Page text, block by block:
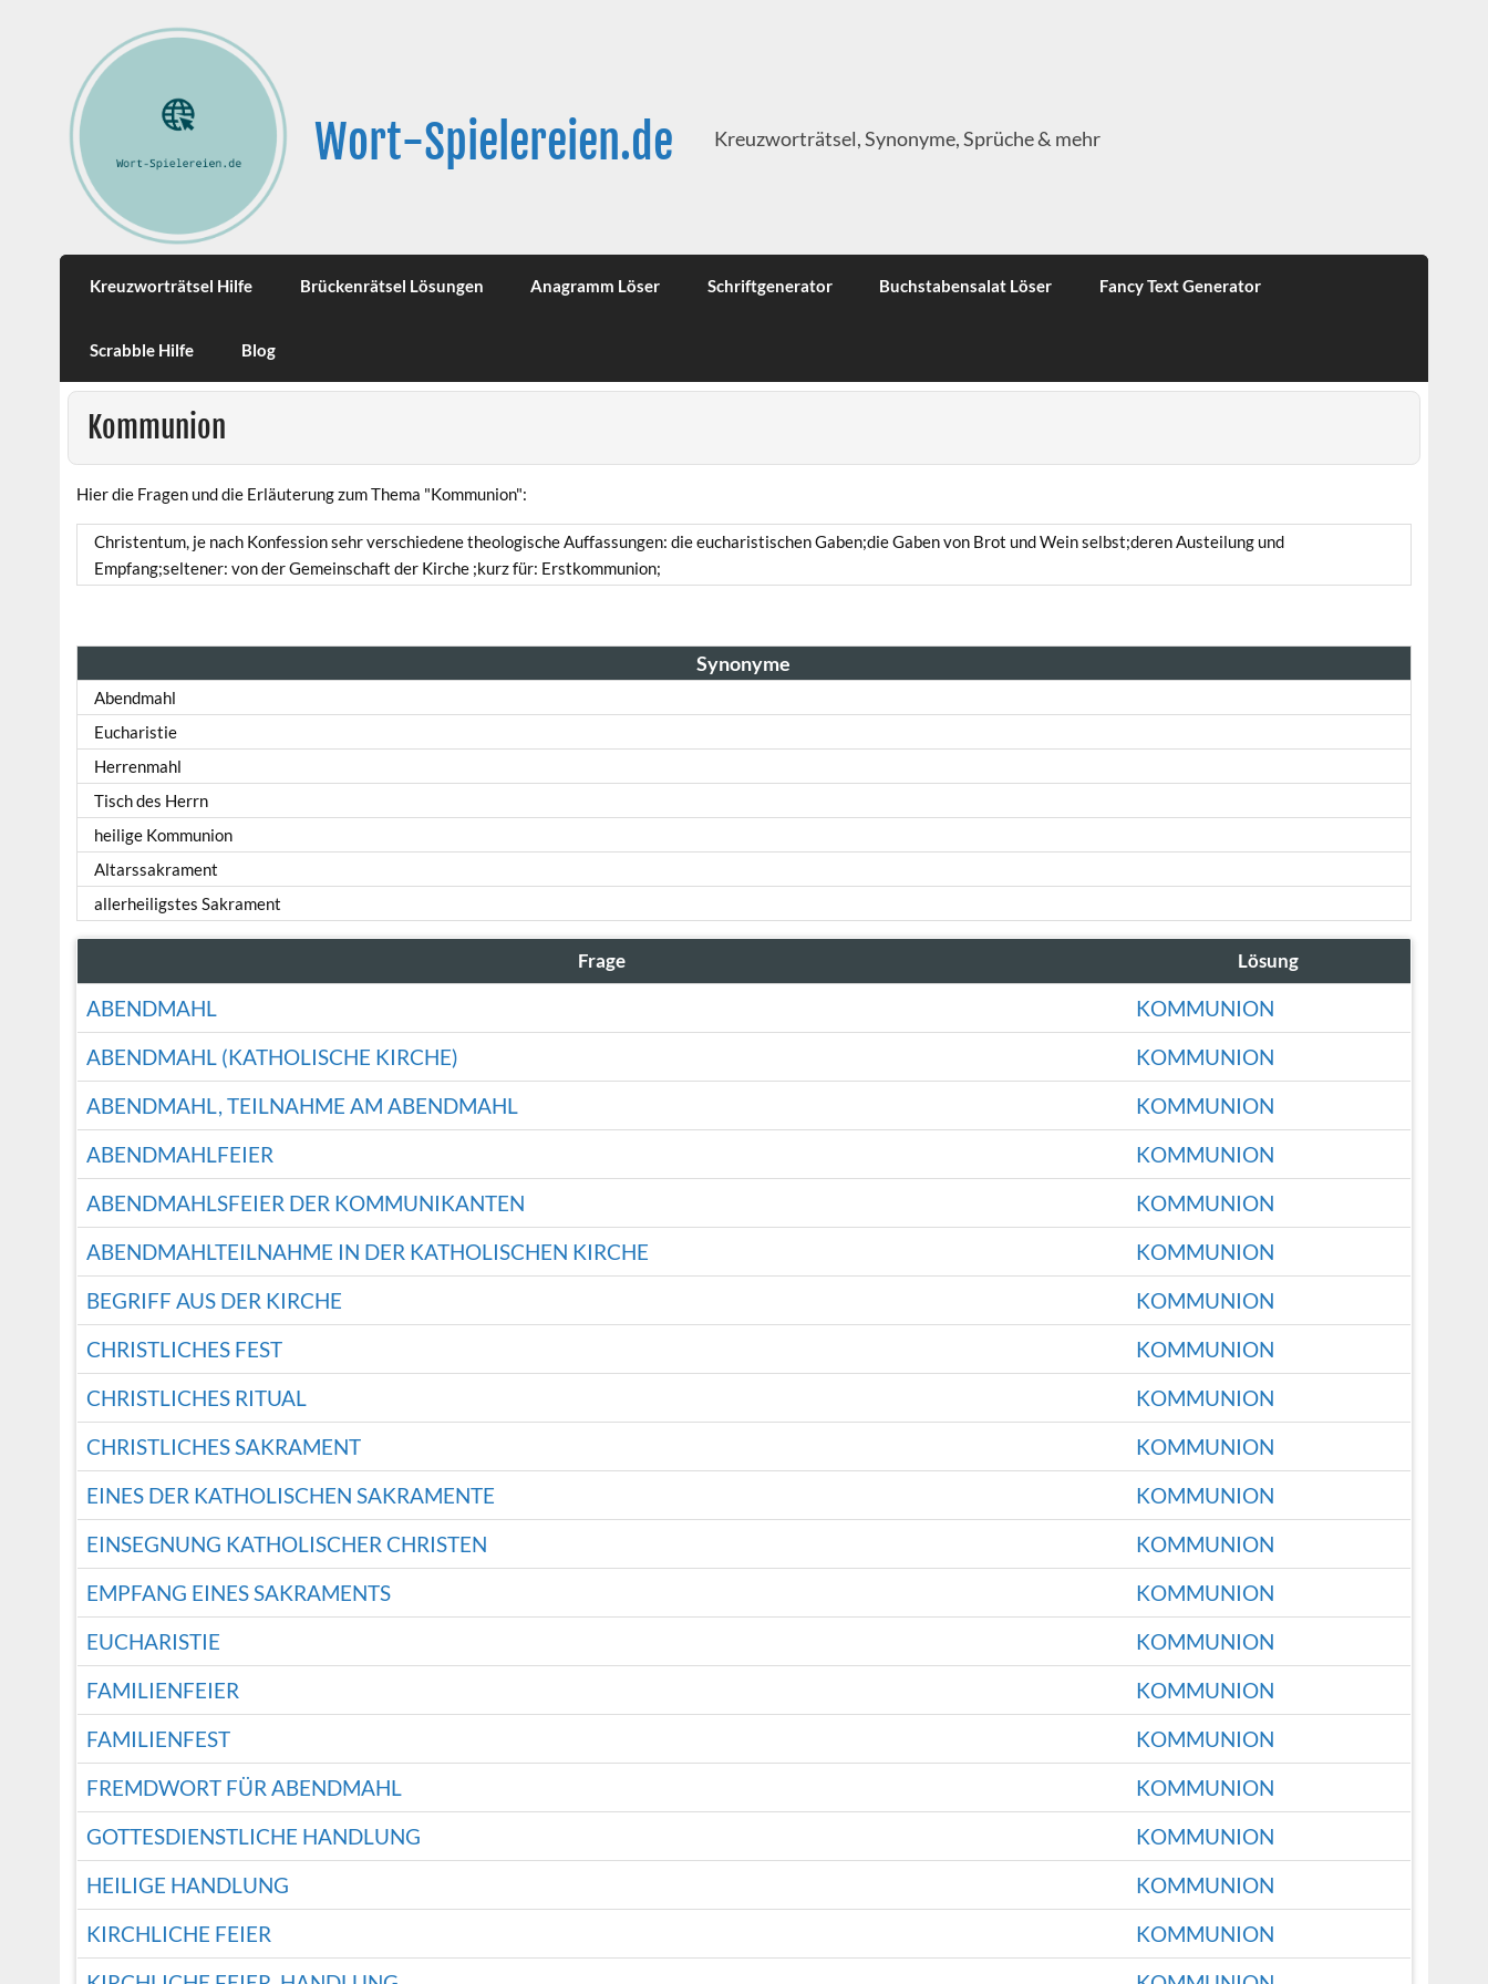
Wort-Spielereien.de Kreuzworträtsel, Synonyme, Sprüche & mehr
Kreuzworträtsel Hilfe Brückenrätsel Lösungen Anagramm Löser Schriftgenerator Buchstabensalat Löser Fancy Text Generator
Scrabble Hilfe Blog
Kommunion
Hier die Fragen und die Erläuterung zum Thema "Kommunion":
Christentum, je nach Konfession sehr verschiedene theologische Auffassungen: die eucharistischen Gaben;die Gaben von Brot und Wein selbst;deren Austeilung und
Empfang;seltener: von der Gemeinschaft der Kirche ;kurz für: Erstkommunion;
Synonyme
Abendmahl
Eucharistie
Herrenmahl
Tisch des Herrn
heilige Kommunion
Altarssakrament
allerheiligstes Sakrament
Frage Lösung
ABENDMAHL
KOMMUNION
ABENDMAHL (KATHOLISCHE KIRCHE)
KOMMUNION
ABENDMAHL, TEILNAHME AM ABENDMAHL
KOMMUNION
ABENDMAHLFEIER
KOMMUNION
ABENDMAHLSFEIER DER KOMMUNIKANTEN
KOMMUNION
ABENDMAHLTEILNAHME IN DER KATHOLISCHEN KIRCHE
KOMMUNION
BEGRIFF AUS DER KIRCHE
KOMMUNION
CHRISTLICHES FEST
KOMMUNION
CHRISTLICHES RITUAL
KOMMUNION
CHRISTLICHES SAKRAMENT
KOMMUNION
EINES DER KATHOLISCHEN SAKRAMENTE
KOMMUNION
EINSEGNUNG KATHOLISCHER CHRISTEN
KOMMUNION
EMPFANG EINES SAKRAMENTS
KOMMUNION
EUCHARISTIE
KOMMUNION
FAMILIENFEIER
KOMMUNION
FAMILIENFEST
KOMMUNION
FREMDWORT FÜR ABENDMAHL
KOMMUNION
GOTTESDIENSTLICHE HANDLUNG
KOMMUNION
HEILIGE HANDLUNG
KOMMUNION
KIRCHLICHE FEIER
KOMMUNION